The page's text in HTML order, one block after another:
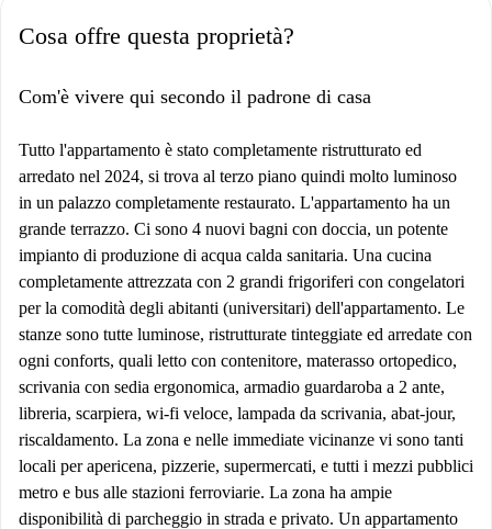
Cosa offre questa proprietà?
Com'è vivere qui secondo il padrone di casa
Tutto l'appartamento è stato completamente ristrutturato ed
arredato nel 2024, si trova al terzo piano quindi molto luminoso
in un palazzo completamente restaurato. L'appartamento ha un
grande terrazzo. Ci sono 4 nuovi bagni con doccia, un potente
impianto di produzione di acqua calda sanitaria. Una cucina
completamente attrezzata con 2 grandi frigoriferi con congelatori
per la comodità degli abitanti (universitari) dell'appartamento. Le
stanze sono tutte luminose, ristrutturate tinteggiate ed arredate con
ogni conforts, quali letto con contenitore, materasso ortopedico,
scrivania con sedia ergonomica, armadio guardaroba a 2 ante,
libreria, scarpiera, wi-fi veloce, lampada da scrivania, abat-jour,
riscaldamento. La zona e nelle immediate vicinanze vi sono tanti
locali per apericena, pizzerie, supermercati, e tutti i mezzi pubblici
metro e bus alle stazioni ferroviarie. La zona ha ampie
disponibilità di parcheggio in strada e privato. Un appartamento